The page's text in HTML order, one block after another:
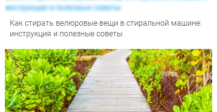
Как стирать велюровые вещи в стиральной машине:
инструкция и полезные советы